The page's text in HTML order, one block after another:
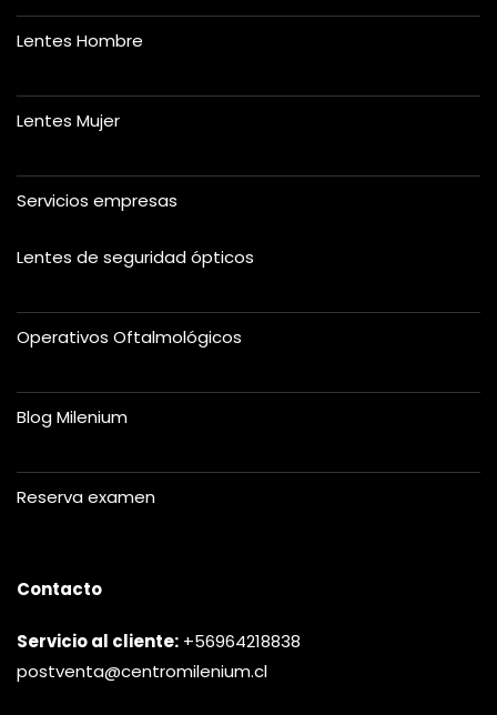
Lentes Hombre
Lentes Mujer
Servicios empresas
Lentes de seguridad ópticos
Operativos Oftalmológicos
Blog Milenium
Reserva examen
Contacto
Servicio al cliente: +56964218838
postventa@centromilenium.cl